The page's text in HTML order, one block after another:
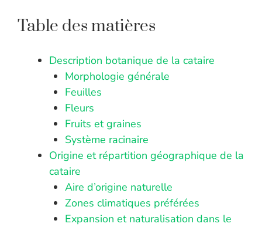
Table des matières
Description botanique de la cataire
Morphologie générale
Feuilles
Fleurs
Fruits et graines
Système racinaire
Origine et répartition géographique de la
cataire
Aire d’origine naturelle
Zones climatiques préférées
Expansion et naturalisation dans le